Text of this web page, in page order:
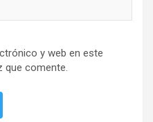
y web en este
que comente.